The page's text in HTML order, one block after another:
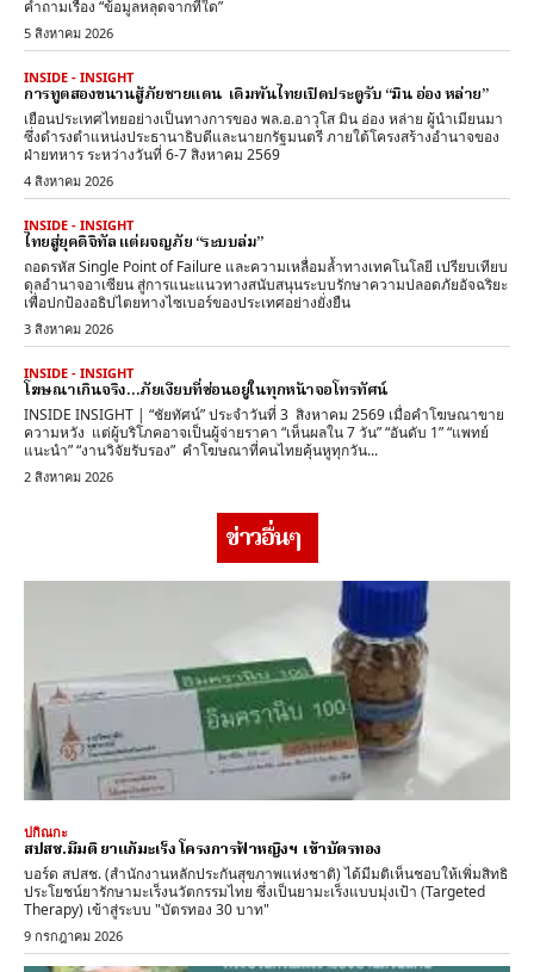
คำถามเรื่อง “ข้อมูลหลุดจากที่ใด”
5 สิงหาคม 2026
INSIDE - INSIGHT
การทูตสองขนานสู้ภัยชายแดน เดิมพันไทยเปิดประตูรับ “มิน อ่อง หล่าย”
เยือนประเทศไทยอย่างเป็นทางการของ พล.อ.อาวุโส มิน อ่อง หล่าย ผู้นำเมียนมา
ซึ่งดำรงตำแหน่งประธานาธิบดีและนายกรัฐมนตรี ภายใต้โครงสร้างอำนาจของ
ฝ่ายทหาร ระหว่างวันที่ 6-7 สิงหาคม 2569
4 สิงหาคม 2026
INSIDE - INSIGHT
ไทยสู่ยุคดิจิทัล แต่ผจญภัย “ระบบล่ม”
ถอดรหัส Single Point of Failure และความเหลื่อมล้ำทางเทคโนโลยี เปรียบเทียบ
ดุลอำนาจอาเซียน สู่การแนะแนวทางสนับสนุนระบบรักษาความปลอดภัยอัจฉริยะ
เพื่อปกป้องอธิปไตยทางไซเบอร์ของประเทศอย่างยั่งยืน
3 สิงหาคม 2026
INSIDE - INSIGHT
โฆษณาเกินจริง…ภัยเงียบที่ซ่อนอยู่ในทุกหน้าจอโทรทัศน์
INSIDE INSIGHT | “ชัยทัศน์” ประจำวันที่ 3 สิงหาคม 2569 เมื่อคำโฆษณาขาย
ความหวัง แต่ผู้บริโภคอาจเป็นผู้จ่ายราคา “เห็นผลใน 7 วัน” “อันดับ 1” “แพทย์
แนะนำ” “งานวิจัยรับรอง” คำโฆษณาที่คนไทยคุ้นหูทุกวัน...
2 สิงหาคม 2026
ข่าวอื่นๆ
ปกิณกะ
สปสช.มีมติ ยาแก้มะเร็ง โครงการฟ้าหญิงฯ เข้าบัตรทอง
บอร์ด สปสช. (สำนักงานหลักประกันสุขภาพแห่งชาติ) ได้มีมติเห็นชอบให้เพิ่มสิทธิ
ประโยชน์ยารักษามะเร็งนวัตกรรมไทย ซึ่งเป็นยามะเร็งแบบมุ่งเป้า (Targeted
Therapy) เข้าสู่ระบบ "บัตรทอง 30 บาท"
9 กรกฎาคม 2026